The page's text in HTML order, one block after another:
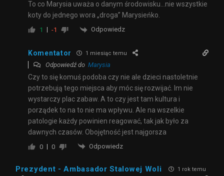
To co Marysia uważa o danym środowisku…nie wszystkie
koty do jednego wora „droga” Marysieńko.
1 -1 Odpowiedz
Komentator 1 miesiąc temu
Odpowiedź do Marysia
Czy to się komuś podoba czy nie ale dzieci nastoletnie
potrzebują tego miejsca aby móc się rozwijać. Im nie
wystarczy plac zabaw. A to czy jest tam kultura i
porządek to na to nie ma wpływu. Ale na wszelkie
patologie każdy powinien reagować, tak jak było za
dawnych czasów. Obojętność jest najgorsza
0 0 Odpowiedz
Prezydent - Ambasador Stalowej Woli 1 rok temu